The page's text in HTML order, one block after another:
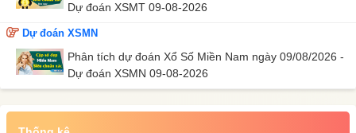
Dự đoán XSMT 09-08-2026
Dự đoán XSMN
Phân tích dự đoán Xổ Số Miền Nam ngày 09/08/2026 -
Dự đoán XSMN 09-08-2026